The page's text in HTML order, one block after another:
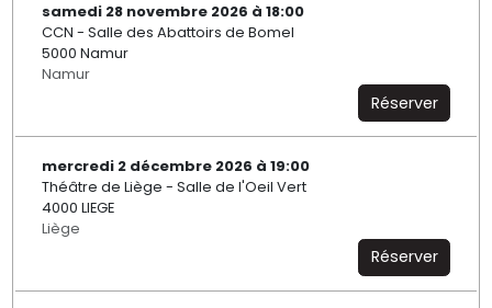
samedi 28 novembre 2026 à 18:00
CCN - Salle des Abattoirs de Bomel
5000 Namur
Namur
Réserver
mercredi 2 décembre 2026 à 19:00
Théâtre de Liège - Salle de l'Oeil Vert
4000 LIEGE
Liège
Réserver